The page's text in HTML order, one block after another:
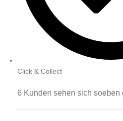
Click & Collect
6 Kunden sehen sich soeben